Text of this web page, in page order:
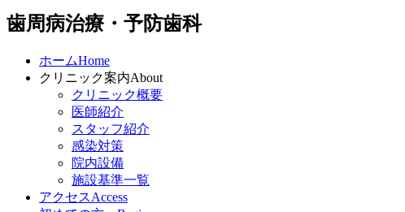
歯周病治療・予防歯科
ホームHome
クリニック案内About
クリニック概要
医師紹介
スタッフ紹介
感染対策
院内設備
施設基準一覧
アクセスAccess